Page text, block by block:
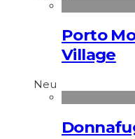
Porto
Village
Neu